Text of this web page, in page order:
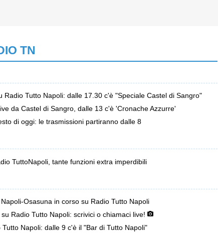
TN
Radio Tutto Napoli: dalle 17.30 c'è "Speciale Castel di Sangro"
da Castel di Sangro, dalle 13 c'è 'Cronache Azzurre'
di oggi: le trasmissioni partiranno dalle 8
TuttoNapoli, tante funzioni extra imperdibili
Osasuna in corso su Radio Tutto Napoli
Radio Tutto Napoli: scrivici o chiamaci live!
Napoli: dalle 9 c'è il "Bar di Tutto Napoli"